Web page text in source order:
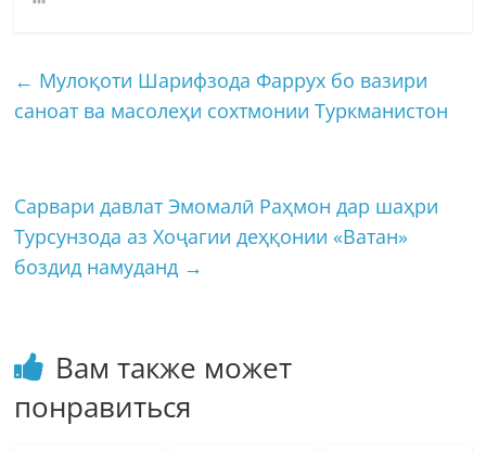
← Мулоқоти Шарифзода Фаррух бо вазири
саноат ва масолеҳи сохтмонии Туркманистон
Сарвари давлат Эмомалӣ Раҳмон дар шаҳри
Турсунзода аз Хоҷагии деҳқонии «Ватан»
боздид намуданд →
Вам также может
понравиться